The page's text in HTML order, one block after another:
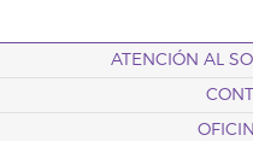
ATENCIÓN AL